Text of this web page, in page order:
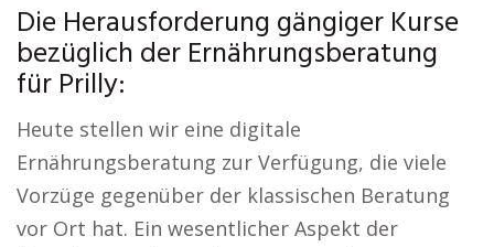
Die Herausforderung gängiger Kurse
bezüglich der Ernährungsberatung
für Prilly:
Heute stellen wir eine digitale
Ernährungsberatung zur Verfügung, die viele
Vorzüge gegenüber der klassischen Beratung
vor Ort hat. Ein wesentlicher Aspekt der